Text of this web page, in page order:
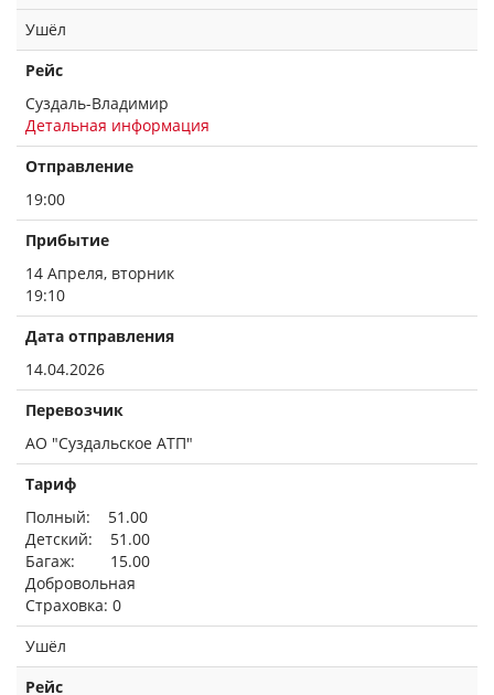
Ушёл
Рейс
Суздаль-Владимир
Детальная информация
Отправление
19:00
Прибытие
14 Апреля, вторник
19:10
Дата отправления
14.04.2026
Перевозчик
АО "Суздальское АТП"
Тариф
Полный: 51.00
Детский: 51.00
Багаж: 15.00
Добровольная
Страховка: 0
Ушёл
Рейс